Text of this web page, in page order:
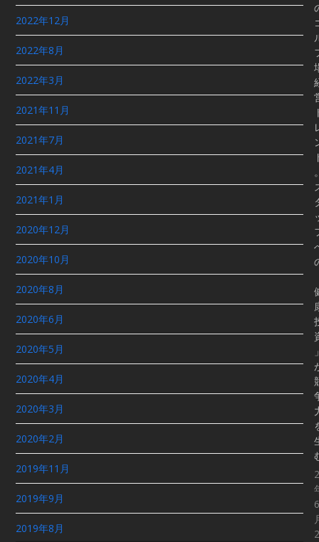
2022年12月
2022年8月
2022年3月
2021年11月
2021年7月
2021年4月
2021年1月
2020年12月
2020年10月
2020年8月
2020年6月
2020年5月
2020年4月
2020年3月
2020年2月
2019年11月
2019年9月
2019年8月
6